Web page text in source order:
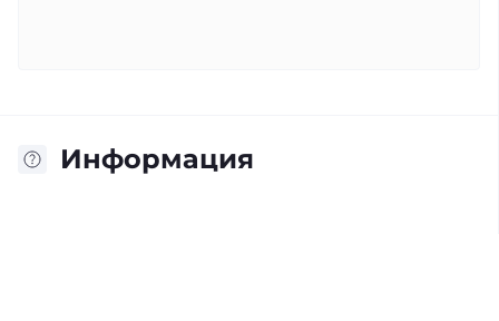
Информация